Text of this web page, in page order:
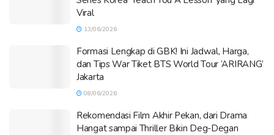
Viral
13/06/2026
Formasi Lengkap di GBK! Ini Jadwal, Harga,
dan Tips War Tiket BTS World Tour ‘ARIRANG’
Jakarta
08/06/2026
Rekomendasi Film Akhir Pekan, dari Drama
Hangat sampai Thriller Bikin Deg-Degan